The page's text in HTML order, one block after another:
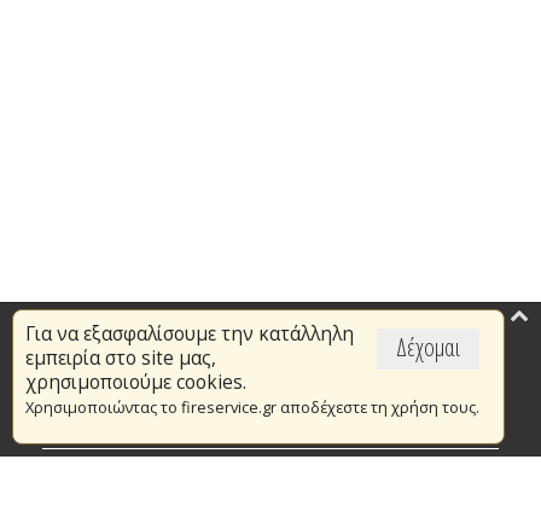
Δέχομαι
Για να εξασφαλίσουμε την κατάλληλη
εμπειρία στο site μας,
χρησιμοποιούμε cookies.
Χρησιμοποιώντας το fireservice.gr αποδέχεστε τη χρήση τους.
Επικαιρότητα
Το Πυροσβεστικό Σώμα